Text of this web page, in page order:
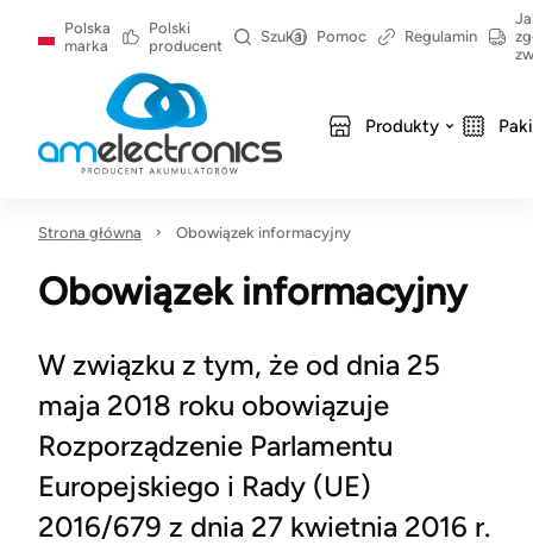
Polska
marka
Polski
producent
Szukaj Pomoc Regulamin
Produkty
Strona główna Obowiązek informacyjny
Obowiązek informacyjny
W związku z tym, że od dnia 25
maja 2018 roku obowiązuje
Rozporządzenie Parlamentu
Europejskiego i Rady (UE)
2016/679 z dnia 27 kwietnia 2016 r.